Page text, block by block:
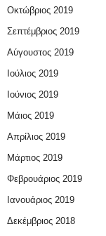
Οκτώβριος 2019
Σεπτέμβριος 2019
Αύγουστος 2019
Ιούλιος 2019
Ιούνιος 2019
Μάιος 2019
Απρίλιος 2019
Μάρτιος 2019
Φεβρουάριος 2019
Ιανουάριος 2019
Δεκέμβριος 2018